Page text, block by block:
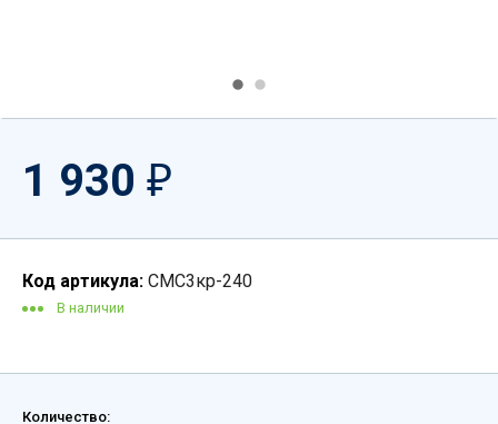
1 930 ₽
Код артикула: СМС3кр-240
В наличии
Количество: